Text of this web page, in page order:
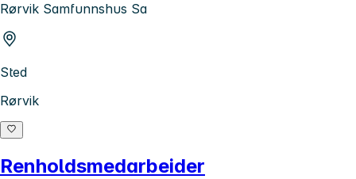
Rørvik Samfunnshus Sa
Sted
Rørvik
Renholdsmedarbeider